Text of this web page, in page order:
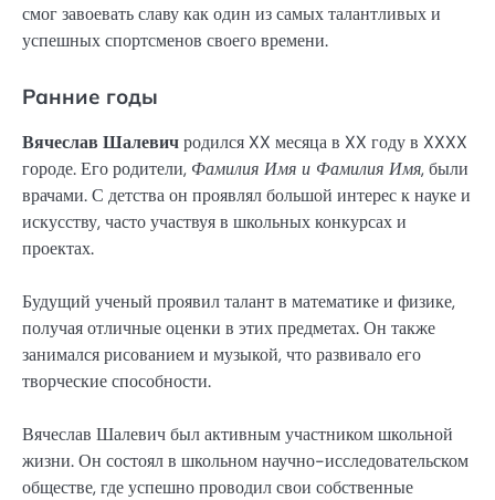
смог завоевать славу как один из самых талантливых и
успешных спортсменов своего времени.
Ранние годы
Вячеслав Шалевичродился XX месяца в XX году в XXXX
городе. Его родители, Фамилия Имя и Фамилия Имя, были
врачами. С детства он проявлял большой интерес к науке и
искусству, часто участвуя в школьных конкурсах и
проектах.
Будущий ученый проявил талант в математике и физике,
получая отличные оценки в этих предметах. Он также
занимался рисованием и музыкой, что развивало его
творческие способности.
Вячеслав Шалевич был активным участником школьной
жизни. Он состоял в школьном научно-исследовательском
обществе, где успешно проводил свои собственные